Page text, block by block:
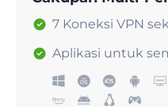
7 Koneksi VPN
Aplikasi untuk